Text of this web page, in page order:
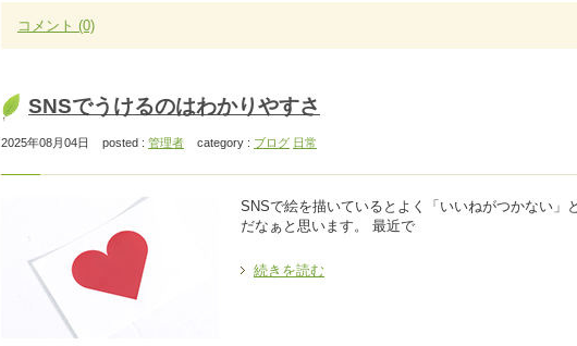
コメント (0)
SNSでうけるのはわかりやすさ
2025年08月04日 posted : 管理者 category : ブログ 日常
SNSで絵を描いているとよく「いいねがつかない」
だなぁと思います。 最近で
続きを読む